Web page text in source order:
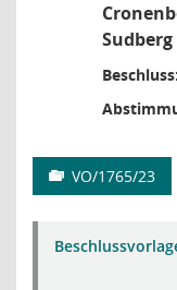
Sudberg
Beschluss:
VO/1765/23